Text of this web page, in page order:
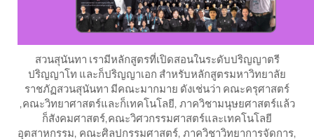
สวนสุนันทา เรามีหลักสูตรที่เปิดสอนในระดับปริญญาตรี
ปริญญาโท และก็ปริญญาเอก สำหรับหลักสูตรมหาวิทยาลัย
ราชภัฏสวนสุนันทา มีคณะมากมาย ดังเช่นว่า คณะครุศาสตร์
,คณะวิทยาศาสตร์และก็เทคโนโลยี, ภาควิชามนุษยศาสตร์แล้ว
ก็สังคมศาสตร์,คณะวิศวกรรมศาสตร์และเทคโนโลยี
อุตสาหกรรม, คณะศิลปกรรมศาสตร์, ภาควิชาวิทยาการจัดการ,